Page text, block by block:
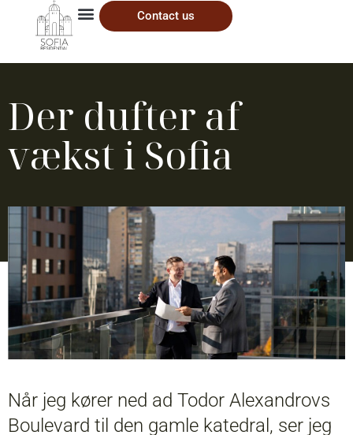
Contact us
Der dufter af
vækst i Sofia
Når jeg kører ned ad Todor Alexandrovs
Boulevard til den gamle katedral, ser jeg